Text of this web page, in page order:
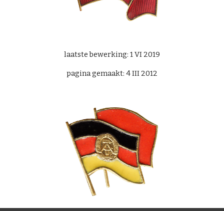
laatste bewerking: 1 VI 2019
pagina gemaakt: 4 III 2012